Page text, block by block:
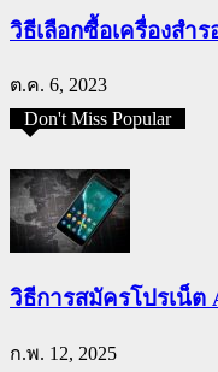
วิธีเลือกซื้อเครื่องสำ
ต.ค. 6, 2023
Don't Miss Popular
วิธีการสมัครโปรเน็ต
ก.พ. 12, 2025